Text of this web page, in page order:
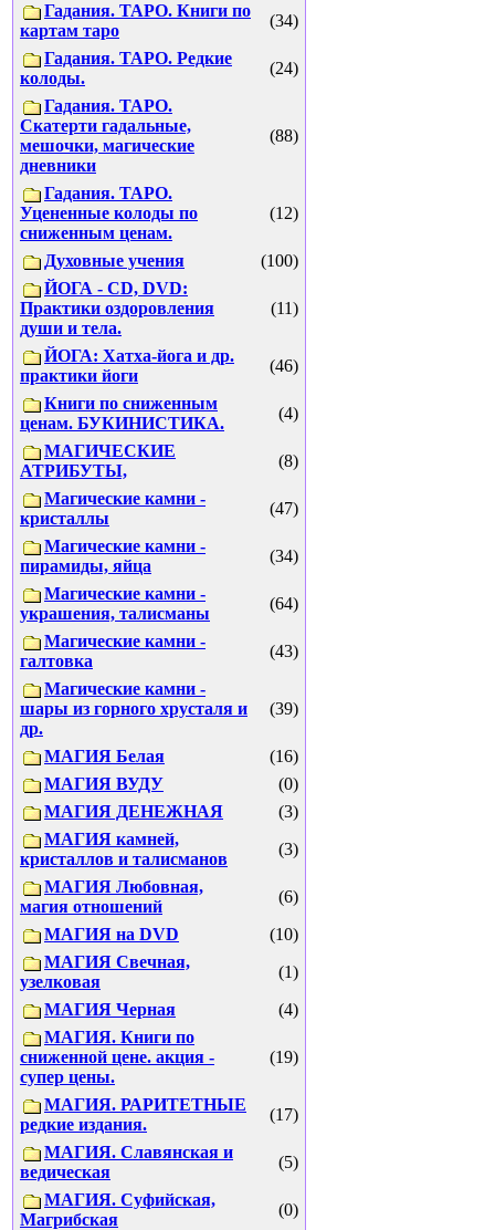
Гадания. ТАРО. Книги по
картам таро
(34)
Гадания. ТАРО. Редкие
колоды.
(24)
Гадания. ТАРО.
Скатерти гадальные,
мешочки, магические
дневники
(88)
Гадания. ТАРО.
Уцененные колоды по
сниженным ценам.
(12)
Духовные учения
(100)
ЙОГА - CD, DVD:
Практики оздоровления
души и тела.
(11)
ЙОГА: Хатха-йога и др.
практики йоги
(46)
Книги по сниженным
ценам. БУКИНИСТИКА.
(4)
МАГИЧЕСКИЕ
АТРИБУТЫ,
(8)
Магические камни -
кристаллы
(47)
Магические камни -
пирамиды, яйца
(34)
Магические камни -
украшения, талисманы
(64)
Магические камни -
галтовка
(43)
Магические камни -
шары из горного хрусталя и
др.
(39)
МАГИЯ Белая
(16)
МАГИЯ ВУДУ
(0)
МАГИЯ ДЕНЕЖНАЯ
(3)
МАГИЯ камней,
кристаллов и талисманов
(3)
МАГИЯ Любовная,
магия отношений
(6)
МАГИЯ на DVD
(10)
МАГИЯ Свечная,
узелковая
(1)
МАГИЯ Черная
(4)
МАГИЯ. Книги по
сниженной цене. акция -
супер цены.
(19)
МАГИЯ. РАРИТЕТНЫЕ
редкие издания.
(17)
МАГИЯ. Славянская и
ведическая
(5)
МАГИЯ. Суфийская,
Магрибская
(0)